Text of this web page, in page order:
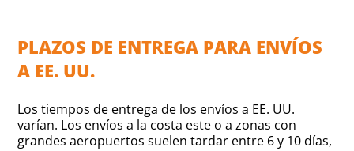
PLAZOS DE ENTREGA PARA ENVÍOS
A EE. UU.
Los tiempos de entrega de los envíos a EE. UU.
varían. Los envíos a la costa este o a zonas con
grandes aeropuertos suelen tardar entre 6 y 10 días,